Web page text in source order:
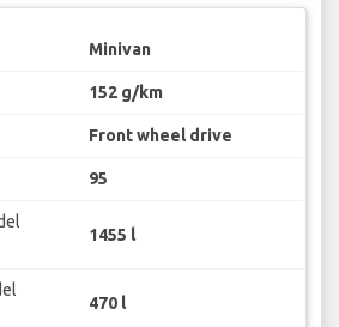
Minivan
152 g/km
Front wheel drive
95
1455 l
470 l